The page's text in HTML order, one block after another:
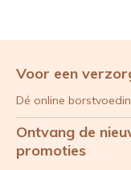
er altijd een
ook voor het
Naar wens zijn
sneller of
flessen uitgerust
Voor een
Dé online
Ontvang de
promoties